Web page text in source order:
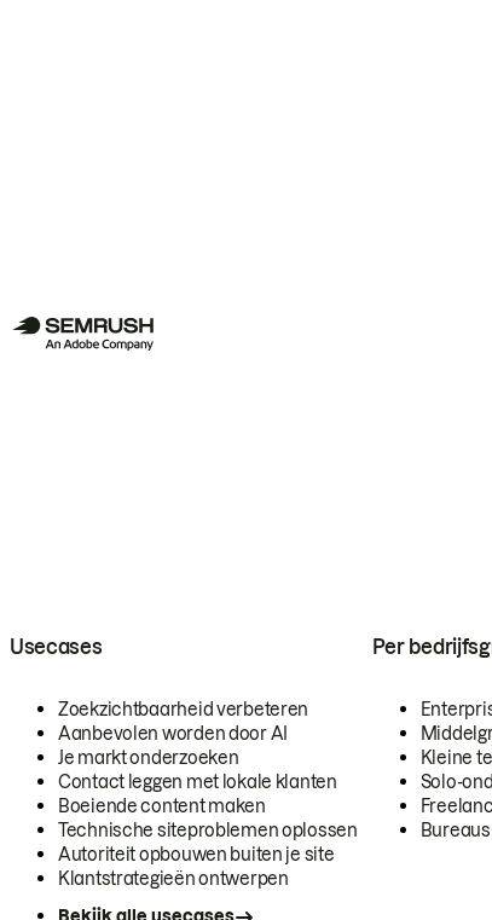
Usecases
Zoekzichtbaarheid verbeteren
Aanbevolen worden door AI
Je markt onderzoeken
Contact leggen met lokale klanten
Boeiende content maken
Technische siteproblemen oplossen
Autoriteit opbouwen buiten je site
Klantstrategieën ontwerpen
Per
Kleine
Solo-
Bureaus